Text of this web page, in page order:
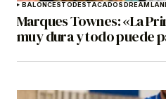
BALONCESTODESTACADOS
Marques Townes: «La
muy dura y todo puede